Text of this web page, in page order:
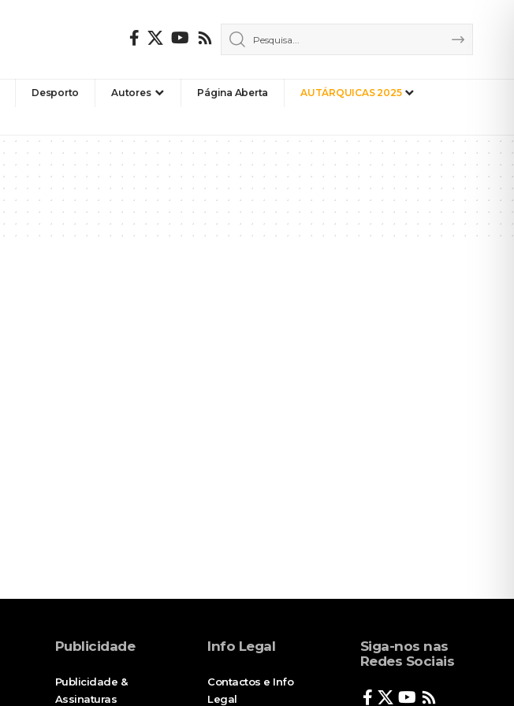
Desporto Autores Página Aberta AUTÁRQUICAS 2025
Publicidade
Publicidade &
Assinaturas
Info Legal
Contactos e Info
Legal
Siga-nos nas
Redes Sociais